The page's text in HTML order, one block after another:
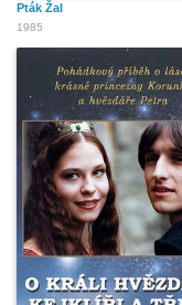
Pták Žal
1985